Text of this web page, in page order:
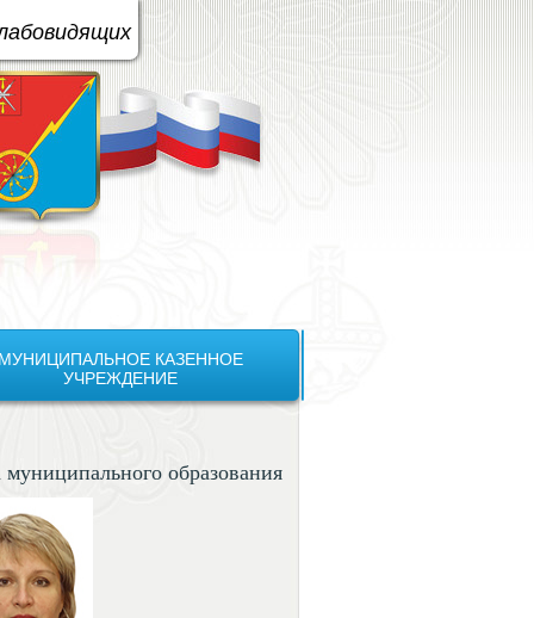
схема: A
КАЗЕННОЕ
УЧРЕЖДЕНИЕ
муниципального образования